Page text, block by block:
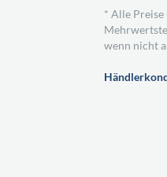
* Alle Preise
wenn nicht